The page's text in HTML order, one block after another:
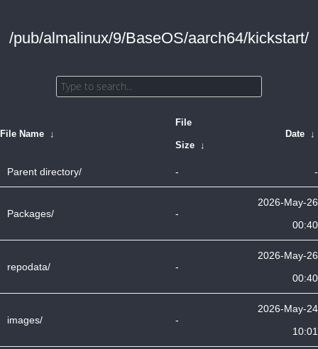
/pub/almalinux/9/BaseOS/aarch64/kickstart/
File Name ↓
File
Size ↓
Date ↓
Parent directory/ - -
Packages/ -
2026-May-26
00:40
repodata/ -
2026-May-26
00:40
images/ -
2026-May-24
10:01